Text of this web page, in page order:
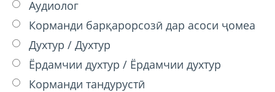
Аудиолог
Корманди барқарорсозӣ дар асоси ҷомеа
Духтур / Духтур
Ёрдамчии духтур / Ёрдамчии духтур
Корманди тандурустӣ